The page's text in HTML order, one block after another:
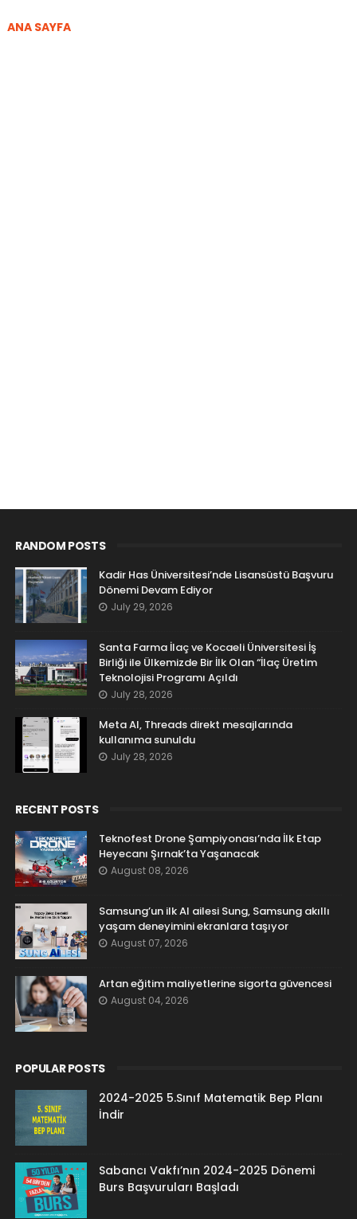
ANA SAYFA
RANDOM POSTS
Kadir Has Üniversitesi’nde Lisansüstü Başvuru
Dönemi Devam Ediyor
July 29, 2026
Santa Farma İlaç ve Kocaeli Üniversitesi İş
Birliği ile Ülkemizde Bir İlk Olan “İlaç Üretim
Teknolojisi Programı Açıldı
July 28, 2026
Meta AI, Threads direkt mesajlarında
kullanıma sunuldu
July 28, 2026
RECENT POSTS
Teknofest Drone Şampiyonası’nda İlk Etap
Heyecanı Şırnak’ta Yaşanacak
August 08, 2026
Samsung’un ilk AI ailesi Sung, Samsung akıllı
yaşam deneyimini ekranlara taşıyor
August 07, 2026
Artan eğitim maliyetlerine sigorta güvencesi
August 04, 2026
POPULAR POSTS
2024-2025 5.Sınıf Matematik Bep Planı
İndir
Sabancı Vakfı’nın 2024-2025 Dönemi
Burs Başvuruları Başladı